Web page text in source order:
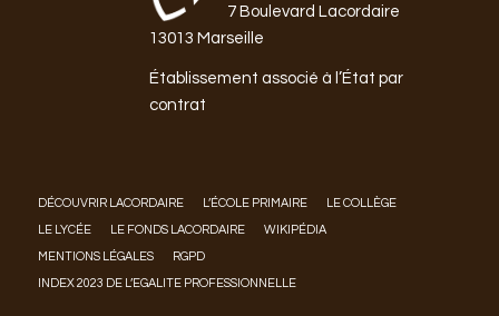
7 Boulevard Lacordaire
13013 Marseille
Établissement associé à l’État par
contrat
DÉCOUVRIR LACORDAIRE L’ÉCOLE PRIMAIRE LE COLLÈGE
LE LYCÉE LE FONDS LACORDAIRE WIKIPÉDIA
MENTIONS LÉGALES RGPD
INDEX 2023 DE L’EGALITE PROFESSIONNELLE